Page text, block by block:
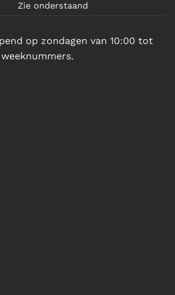
Zie onderstaand
op zondagen van 10:00 tot